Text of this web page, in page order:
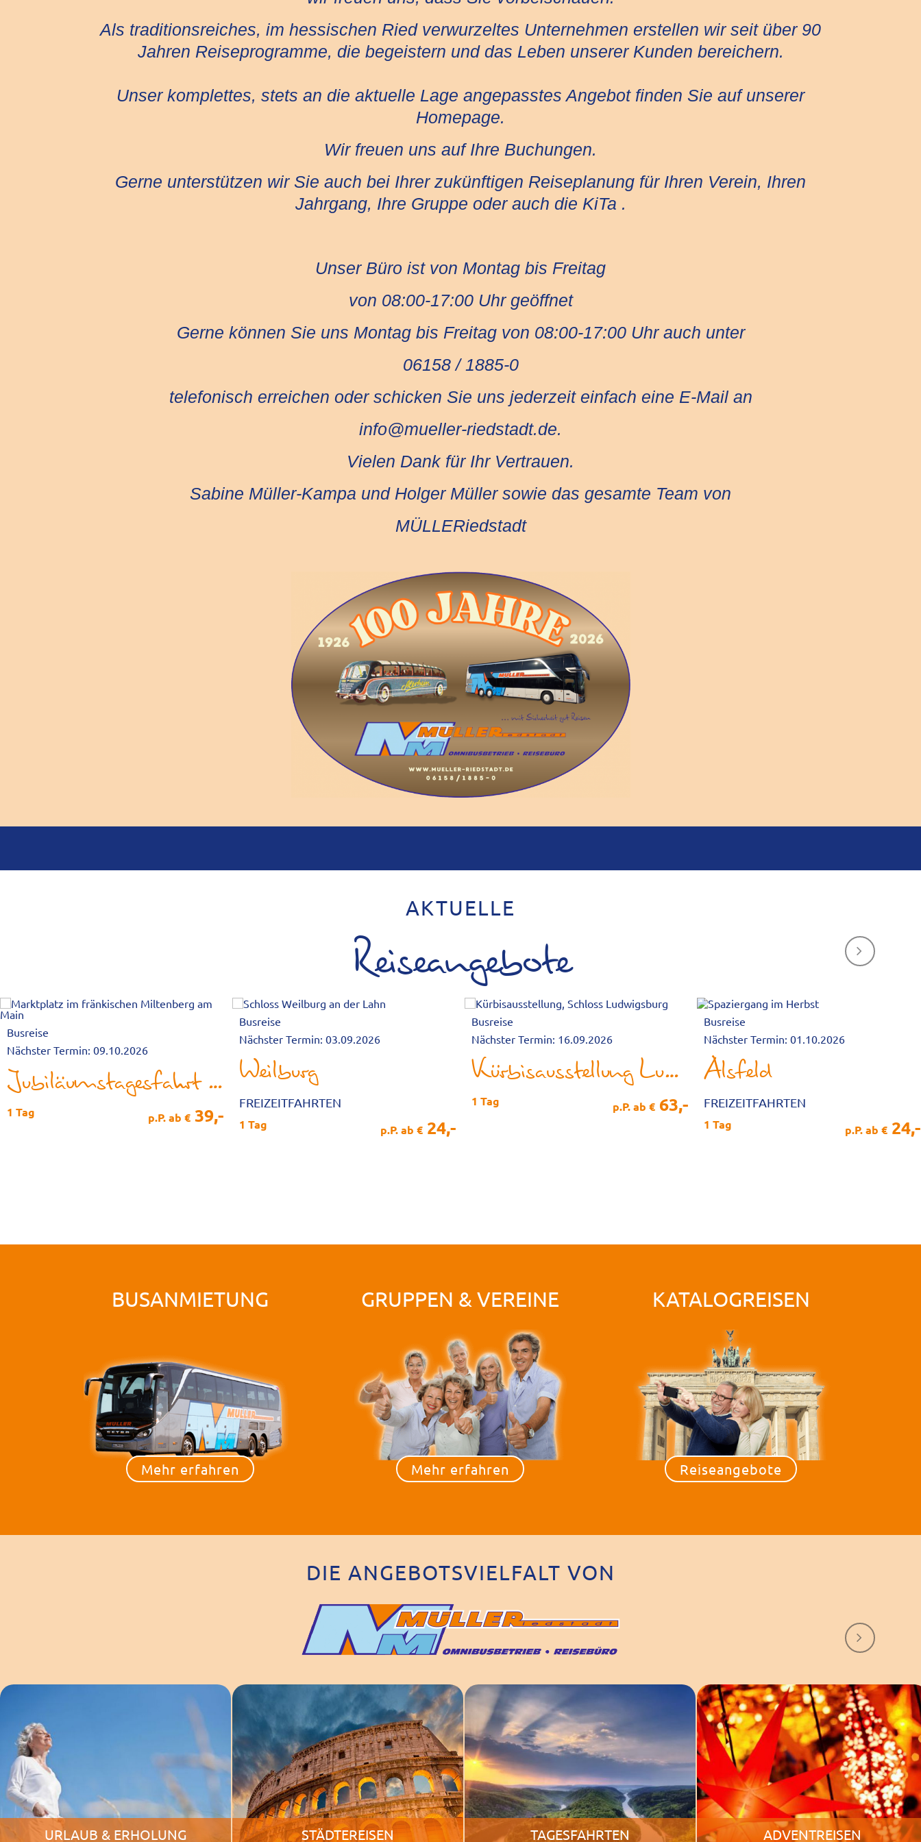
Als traditionsreiches, im hessischen Ried verwurzeltes Unternehmen erstellen wir seit über 90
Jahren Reiseprogramme, die begeistern und das Leben unserer Kunden bereichern.
Unser komplettes, stets an die aktuelle Lage angepasstes Angebot finden Sie auf unserer
Homepage.
Wir freuen uns auf Ihre Buchungen.
Gerne unterstützen wir Sie auch bei Ihrer zukünftigen Reiseplanung für Ihren Verein, Ihren
Jahrgang, Ihre Gruppe oder auch die KiTa .
Unser Büro ist von Montag bis Freitag
von 08:00-17:00 Uhr geöffnet
Gerne können Sie uns Montag bis Freitag von 08:00-17:00 Uhr auch unter
06158 / 1885-0
telefonisch erreichen oder schicken Sie uns jederzeit einfach eine E-Mail an
info@mueller-riedstadt.de.
Vielen Dank für Ihr Vertrauen.
Sabine Müller-Kampa und Holger Müller sowie das gesamte Team von
MÜLLERiedstadt
AKTUELLE
Reiseangebote
Busreise
Nächster Termin: 09.10.2026
Jubiläumstagesfahrt in den Spessart
1 Tag p.P. ab € 39,-
Busreise
Nächster Termin: 03.09.2026
Weilburg
FREIZEITFAHRTEN
1 Tag
p.P. ab € 24,-
Busreise
Nächster Termin: 16.09.2026
Kürbis­ausstellung Ludwigsburg
1 Tag p.P. ab € 63,-
Busreise
Nächster Termin: 01.10.2026
Alsfeld
FREIZEITFAHRTEN
1 Tag
p.P. ab € 24,-
BUSANMIETUNG
Mehr erfahren
GRUPPEN & VEREINE
Mehr erfahren
KATALOGREISEN
Reiseangebote
DIE ANGEBOTSVIELFALT VON
URLAUB & ERHOLUNG STÄDTEREISEN TAGESFAHRTEN ADVENTREISEN